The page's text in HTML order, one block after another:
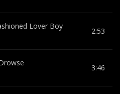
Lover Boy
2:53
3:46